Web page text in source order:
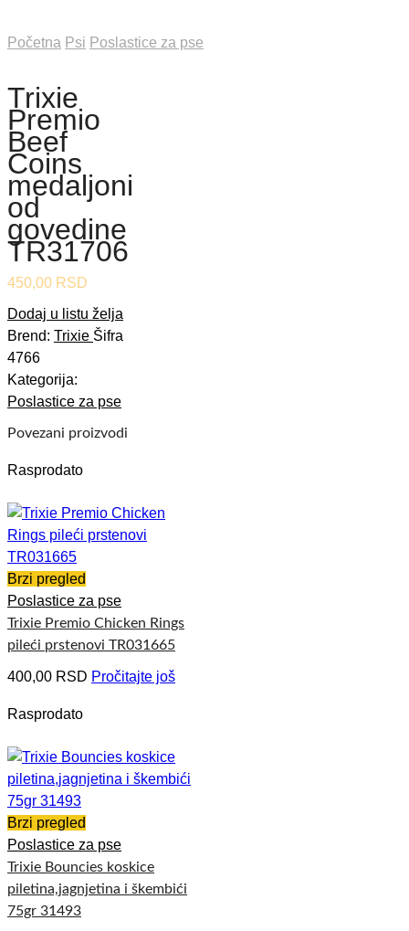
Početna Psi Poslastice za pse
Trixie
Premio
Beef
Coins
medaljoni
od
govedine
TR31706
450,00 RSD
Dodaj u listu želja
Brend: Trixie Šifra
4766
Kategorija:
Poslastice za pse
Povezani proizvodi
Rasprodato
Brzi pregled
Poslastice za pse
Trixie Premio Chicken Rings
pileći prstenovi TR031665
400,00 RSD Pročitajte još
Rasprodato
Brzi pregled
Poslastice za pse
Trixie Bouncies koskice
piletina,jagnjetina i škembići
75gr 31493